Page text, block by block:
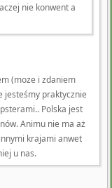
nie konwent a
(moze i zdaniem
jesteśmy praktycznie
Polska jest
Animu nie ma aż
krajami anwet
u nas.